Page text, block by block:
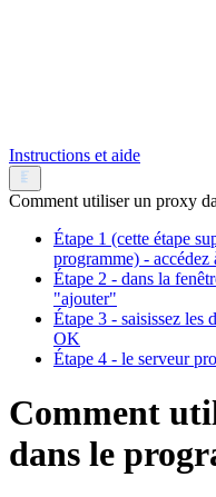
Instructions et aide
Comment utiliser un proxy
Étape 1 (cette étape
programme) -
Étape 2 - dans la
"ajouter"
Étape 3 - saisissez les
OK
Étape 4 - le serveur
Comment
dans le